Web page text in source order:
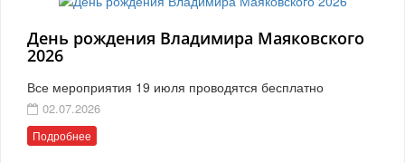
День рождения Владимира Маяковского
2026
Все мероприятия 19 июля проводятся бесплатно
02.07.2026
Подробнее